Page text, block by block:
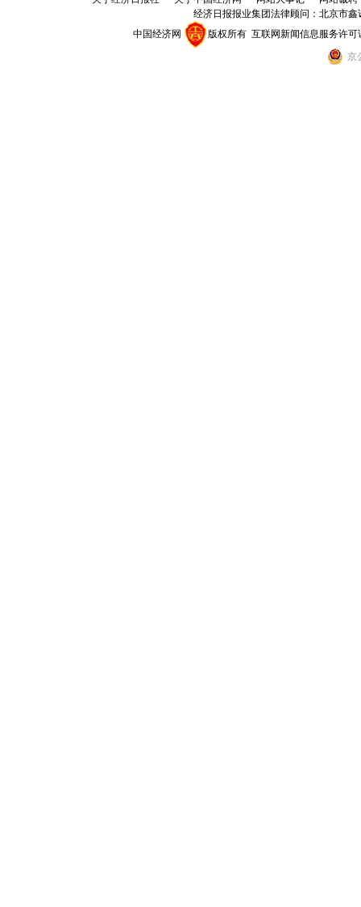
经济日报报业集团法律顾问： 北京市鑫
中国经济网
版权所有互联网新闻信息服务许可
京